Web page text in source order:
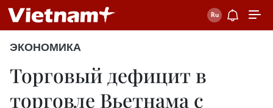
ЭКОНОМИКА
Торговый дефицит в
торговле Вьетнама с